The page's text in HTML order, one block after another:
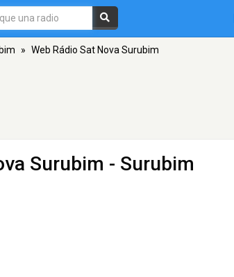
» Web Rádio Sat Nova Surubim
Surubim - Surubim